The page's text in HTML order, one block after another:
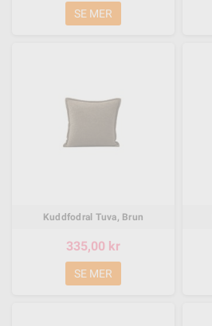
SE MER
Kuddfodral Tuva, Brun
335,00 kr
SE MER